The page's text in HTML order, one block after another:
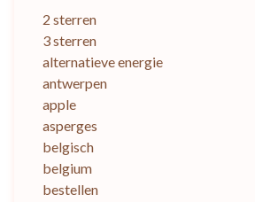
2 sterren
3 sterren
alternatieve energie
antwerpen
apple
asperges
belgisch
belgium
bestellen